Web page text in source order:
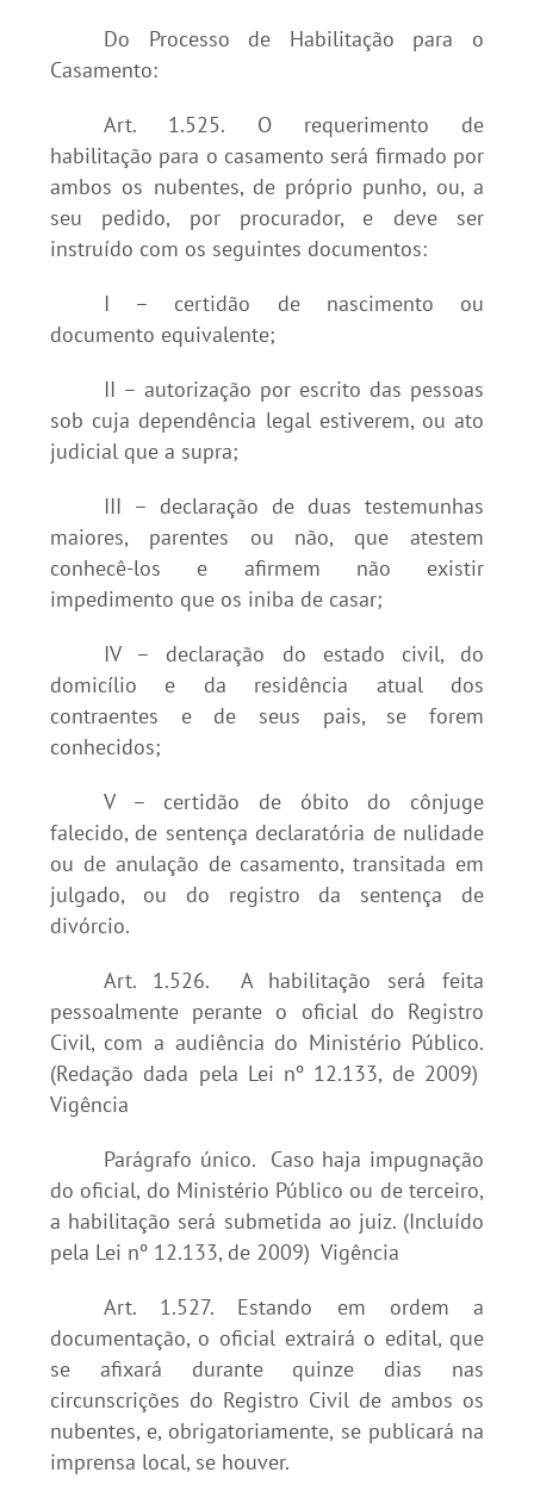
Do Processo de Habilitação para o
Casamento:
Art. 1.525. O requerimento de
habilitação para o casamento será firmado por
ambos os nubentes, de próprio punho, ou, a
seu pedido, por procurador, e deve ser
instruído com os seguintes documentos:
I – certidão de nascimento ou
documento equivalente;
II – autorização por escrito das pessoas
sob cuja dependência legal estiverem, ou ato
judicial que a supra;
III – declaração de duas testemunhas
maiores, parentes ou não, que atestem
conhecê-los e afirmem não existir
impedimento que os iniba de casar;
IV – declaração do estado civil, do
domicílio e da residência atual dos
contraentes e de seus pais, se forem
conhecidos;
V – certidão de óbito do cônjuge
falecido, de sentença declaratória de nulidade
ou de anulação de casamento, transitada em
julgado, ou do registro da sentença de
divórcio.
Art. 1.526. A habilitação será feita
pessoalmente perante o oficial do Registro
Civil, com a audiência do Ministério Público.
(Redação dada pela Lei nº 12.133, de 2009)
Vigência
Parágrafo único. Caso haja impugnação
do oficial, do Ministério Público ou de terceiro,
a habilitação será submetida ao juiz. (Incluído
pela Lei nº 12.133, de 2009) Vigência
Art. 1.527. Estando em ordem a
documentação, o oficial extrairá o edital, que
se afixará durante quinze dias nas
circunscrições do Registro Civil de ambos os
nubentes, e, obrigatoriamente, se publicará na
imprensa local, se houver.